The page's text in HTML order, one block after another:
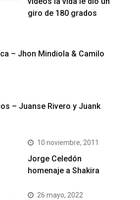
giro de 180 grados
– Jhon Mindiola & Camilo
– Juanse Rivero y Juank
10 noviembre, 2011
Jorge Celedón
homenaje a Shakira
26 mayo, 2022